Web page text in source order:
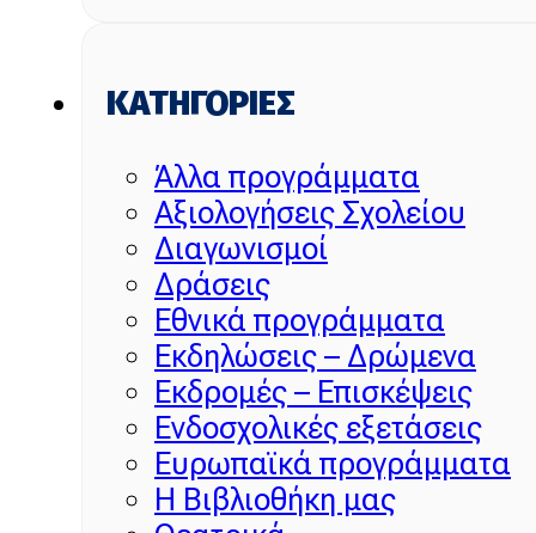
KΑΤΗΓΟΡΊΕΣ
Άλλα προγράμματα
Αξιολογήσεις Σχολείου
Διαγωνισμοί
Δράσεις
Εθνικά προγράμματα
Εκδηλώσεις – Δρώμενα
Εκδρομές – Επισκέψεις
Ενδοσχολικές εξετάσεις
Ευρωπαϊκά προγράμματα
Η Βιβλιοθήκη μας